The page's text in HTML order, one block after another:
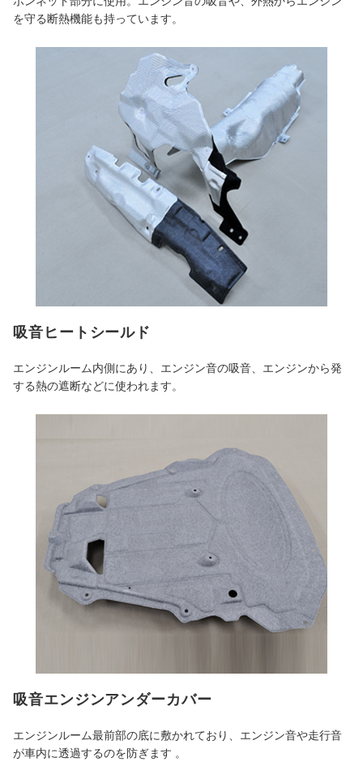
を守る断熱機能も持っています。
吸音ヒートシールド
エンジンルーム内側にあり、エンジン音の吸音、エンジンから発
する熱の遮断などに使われます。
吸音エンジンアンダーカバー
エンジンルーム最前部の底に敷かれており、エンジン音や走行音
が車内に透過するのを防ぎます 。